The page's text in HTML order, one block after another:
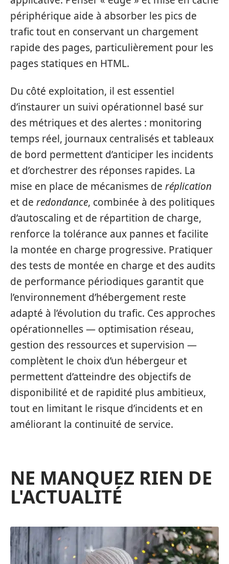
périphérique aide à absorber les pics de
trafic tout en conservant un chargement
rapide des pages, particulièrement pour les
pages statiques en HTML.
Du côté exploitation, il est essentiel
d’instaurer un suivi opérationnel basé sur
des métriques et des alertes : monitoring
temps réel, journaux centralisés et tableaux
de bord permettent d’anticiper les incidents
et d’orchestrer des réponses rapides. La
mise en place de mécanismes de réplication
et de redondance, combinée à des politiques
d’autoscaling et de répartition de charge,
renforce la tolérance aux pannes et facilite
la montée en charge progressive. Pratiquer
des tests de montée en charge et des audits
de performance périodiques garantit que
l’environnement d’hébergement reste
adapté à l’évolution du trafic. Ces approches
opérationnelles — optimisation réseau,
gestion des ressources et supervision —
complètent le choix d’un hébergeur et
permettent d’atteindre des objectifs de
disponibilité et de rapidité plus ambitieux,
tout en limitant le risque d’incidents et en
améliorant la continuité de service.
NE MANQUEZ RIEN DE
L'ACTUALITÉ